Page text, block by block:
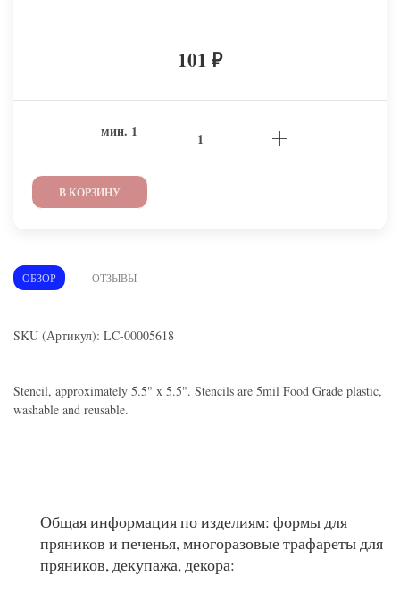
101 ₽
мин. 1
В КОРЗИНУ
ОБЗОР ОТЗЫВЫ
SKU (Артикул): LC-00005618
Stencil, approximately 5.5" x 5.5". Stencils are 5mil Food Grade plastic,
washable and reusable.
Общая информация по изделиям: формы для
пряников и печенья, многоразовые трафареты для
пряников, декупажа, декора: